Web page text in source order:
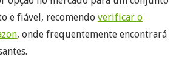
e fiável, recomendo verificar o
, onde frequentemente encontrará